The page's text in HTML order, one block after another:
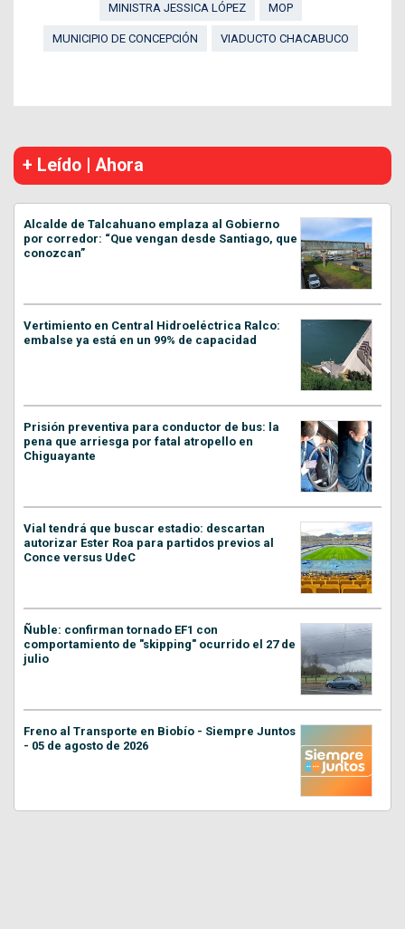
MINISTRA JESSICA LÓPEZ MOP
MUNICIPIO DE CONCEPCIÓN VIADUCTO CHACABUCO
+ Leído | Ahora
Alcalde de Talcahuano emplaza al Gobierno
por corredor: “Que vengan desde Santiago, que
conozcan”
Vertimiento en Central Hidroeléctrica Ralco:
embalse ya está en un 99% de capacidad
Prisión preventiva para conductor de bus: la
pena que arriesga por fatal atropello en
Chiguayante
Vial tendrá que buscar estadio: descartan
autorizar Ester Roa para partidos previos al
Conce versus UdeC
Ñuble: confirman tornado EF1 con
comportamiento de "skipping" ocurrido el 27 de
julio
Freno al Transporte en Biobío - Siempre Juntos
- 05 de agosto de 2026